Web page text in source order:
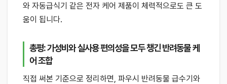
와 자동급식기 같은 전자 케어 제품이 체력적으로도 큰 도
움이 됩니다.
총평: 가성비와 실사용 편의성을 모두 챙긴 반려동물 케
어 조합
직접 써본 기준으로 정리하면, 파우시 반려동물 급수기와